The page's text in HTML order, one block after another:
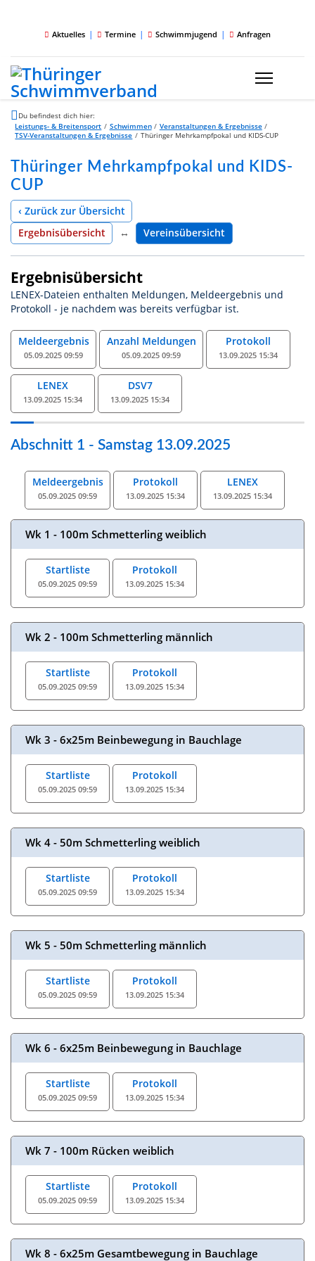
Aktuelles | Termine | Schwimmjugend | Anfragen
Du befindest dich hier:
Leistungs- & Breitensport / Schwimmen / Veranstaltungen & Ergebnisse /
TSV-Veranstaltungen & Ergebnisse / Thüringer Mehrkampfpokal und KIDS-CUP
Thüringer Mehrkampfpokal und KIDS-
CUP
‹ Zurück zur Übersicht
Ergebnisübersicht
↔ Vereinsübersicht
Ergebnisübersicht
LENEX-Dateien enthalten Meldungen, Meldeergebnis und
Protokoll - je nachdem was bereits verfügbar ist.
Meldeergebnis
05.09.2025 09:59
Anzahl Meldungen
05.09.2025 09:59
Protokoll
13.09.2025 15:34
LENEX
13.09.2025 15:34
DSV7
13.09.2025 15:34
Abschnitt 1 - Samstag 13.09.2025
Meldeergebnis
05.09.2025 09:59
Protokoll
13.09.2025 15:34
LENEX
13.09.2025 15:34
Wk 1 - 100m Schmetterling weiblich
Startliste
05.09.2025 09:59
Protokoll
13.09.2025 15:34
Wk 2 - 100m Schmetterling männlich
Startliste
05.09.2025 09:59
Protokoll
13.09.2025 15:34
Wk 3 - 6x25m Beinbewegung in Bauchlage
Startliste
05.09.2025 09:59
Protokoll
13.09.2025 15:34
Wk 4 - 50m Schmetterling weiblich
Startliste
05.09.2025 09:59
Protokoll
13.09.2025 15:34
Wk 5 - 50m Schmetterling männlich
Startliste
05.09.2025 09:59
Protokoll
13.09.2025 15:34
Wk 6 - 6x25m Beinbewegung in Bauchlage
Startliste
05.09.2025 09:59
Protokoll
13.09.2025 15:34
Wk 7 - 100m Rücken weiblich
Startliste
05.09.2025 09:59
Protokoll
13.09.2025 15:34
Wk 8 - 6x25m Gesamtbewegung in Bauchlage